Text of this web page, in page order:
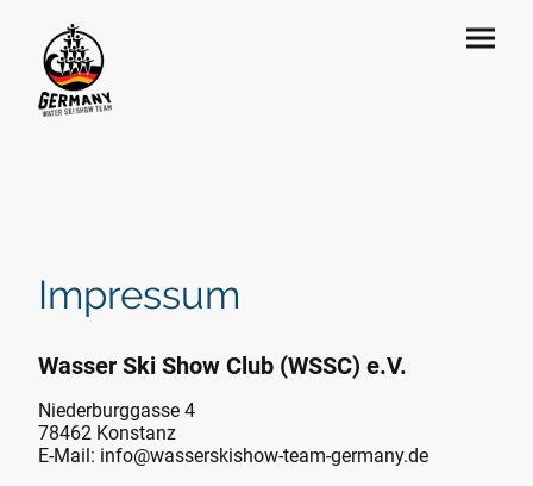
Impressum
Wasser Ski Show Club (WSSC) e.V.
Niederburggasse 4
78462 Konstanz
E-Mail: info@wasserskishow-team-germany.de